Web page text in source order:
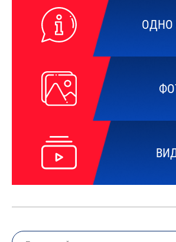
ОДНО